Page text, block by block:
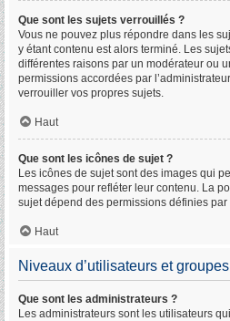
Que sont les sujets verrouillés ?
Vous ne pouvez plus répondre dans les
y étant contenu est alors terminé. Les
différentes raisons par un modérateur ou
permissions accordées par
verrouiller vos propres sujets.
Haut
Que sont les icônes de sujet ?
Les icônes de sujet sont des images qui
messages pour refléter leur contenu. La
sujet dépend des permissions définies par
Haut
Niveaux d’utilisateurs et groupes
Que sont les administrateurs ?
Les administrateurs sont les utilisateurs